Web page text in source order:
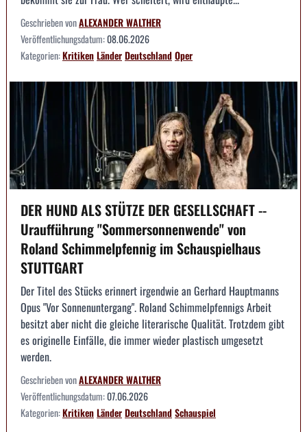
Geschrieben vonALEXANDER WALTHER
Veröffentlichungsdatum:08.06.2026
Kategorien:KritikenLänderDeutschlandOper
DER HUND ALS STÜTZE DER GESELLSCHAFT --
Uraufführung "Sommersonnenwende" von
Roland Schimmelpfennig im Schauspielhaus
STUTTGART
Der Titel des Stücks erinnert irgendwie an Gerhard Hauptmanns
Opus "Vor Sonnenuntergang". Roland Schimmelpfennigs Arbeit
besitzt aber nicht die gleiche literarische Qualität. Trotzdem gibt
es originelle Einfälle, die immer wieder plastisch umgesetzt
werden.
Geschrieben vonALEXANDER WALTHER
Veröffentlichungsdatum:07.06.2026
Kategorien:KritikenLänderDeutschlandSchauspiel